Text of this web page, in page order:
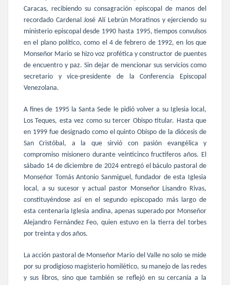
Caracas, recibiendo su consagración episcopal de manos del
recordado Cardenal José Alí Lebrún Moratinos y ejerciendo su
ministerio episcopal desde 1990 hasta 1995, tiempos convulsos
en el plano político, como el 4 de febrero de 1992, en los que
Monseñor Mario se hizo voz profética y constructor de puentes
de encuentro y paz. Sin dejar de mencionar sus servicios como
secretario y vice-presidente de la Conferencia Episcopal
Venezolana.
A fines de 1995 la Santa Sede le pidió volver a su Iglesia local,
Los Teques, esta vez como su tercer Obispo titular. Hasta que
en 1999 fue designado como el quinto Obispo de la diócesis de
San Cristóbal, a la que sirvió con pasión evangélica y
compromiso misionero durante veinticinco fructíferos años. El
sábado 14 de diciembre de 2024 entregó el báculo pastoral de
Monseñor Tomás Antonio Sanmiguel, fundador de esta Iglesia
local, a su sucesor y actual pastor Monseñor Lisandro Rivas,
constituyéndose así en el segundo episcopado más largo de
esta centenaria Iglesia andina, apenas superado por Monseñor
Alejandro Fernández Feo, quien estuvo en la tierra del torbes
por treinta y dos años.
La acción pastoral de Monseñor Mario del Valle no solo se mide
por su prodigioso magisterio homilético, su manejo de las redes
y sus libros, sino que también se reflejó en su cercanía a la